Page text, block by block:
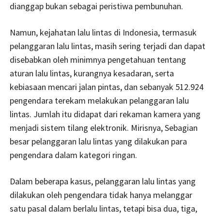
dianggap bukan sebagai peristiwa pembunuhan.
Namun, kejahatan lalu lintas di Indonesia, termasuk
pelanggaran lalu lintas, masih sering terjadi dan dapat
disebabkan oleh minimnya pengetahuan tentang
aturan lalu lintas, kurangnya kesadaran, serta
kebiasaan mencari jalan pintas, dan sebanyak 512.924
pengendara terekam melakukan pelanggaran lalu
lintas. Jumlah itu didapat dari rekaman kamera yang
menjadi sistem tilang elektronik. Mirisnya, Sebagian
besar pelanggaran lalu lintas yang dilakukan para
pengendara dalam kategori ringan.
Dalam beberapa kasus, pelanggaran lalu lintas yang
dilakukan oleh pengendara tidak hanya melanggar
satu pasal dalam berlalu lintas, tetapi bisa dua, tiga,